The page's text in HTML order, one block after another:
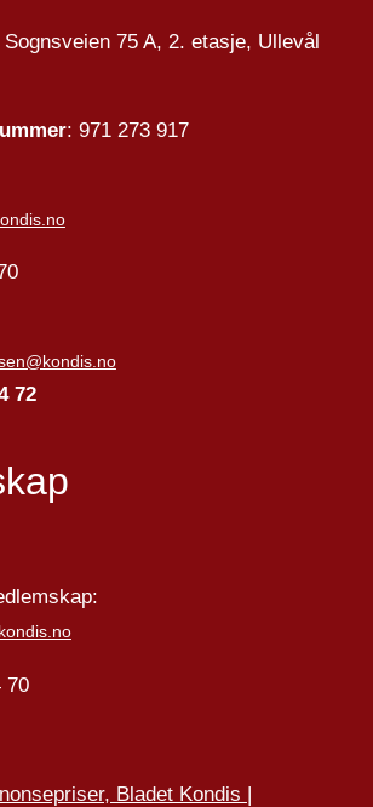
Sognsveien 75 A, 2. etasje, Ullevål
: 971 273 917
72
70
Bladet Kondis |